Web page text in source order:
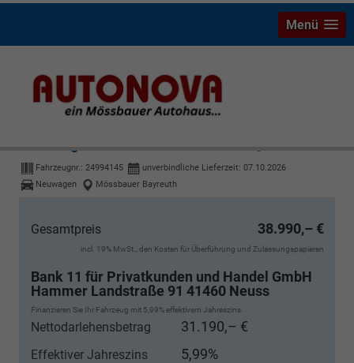
Menü
Fahrzeugnr.: 24994145 unverbindliche Lieferzeit: 07.10.2026
Neuwagen
Mössbauer Bayreuth
Gesamtpreis 38.990,– €
incl. 19% MwSt., den Kosten für Überführung und Zulassungspapieren
Bank 11 für Privatkunden und Handel GmbH
Hammer Landstraße 91 41460 Neuss
Finanzieren Sie Ihr Fahrzeug mit 5,99% effektivem Jahreszins.
Nettodarlehensbetrag 31.190,– €
Effektiver Jahreszins 5,99%